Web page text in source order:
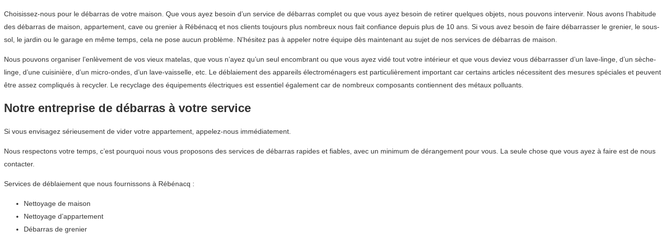
Choisissez-nous pour le débarras de votre maison. Que vous ayez besoin d’un service de débarras complet ou que vous ayez besoin de retirer quelques objets, nous pouvons intervenir. Nous avons l’habitude
des débarras de maison, appartement, cave ou grenier à Rébénacq et nos clients toujours plus nombreux nous fait confiance depuis plus de 10 ans. Si vous avez besoin de faire débarrasser le grenier, le sous-
sol, le jardin ou le garage en même temps, cela ne pose aucun problème. N’hésitez pas à appeler notre équipe dès maintenant au sujet de nos services de débarras de maison.
Nous pouvons organiser l’enlèvement de vos vieux matelas, que vous n’ayez qu’un seul encombrant ou que vous ayez vidé tout votre intérieur et que vous deviez vous débarrasser d’un lave-linge, d’un sèche-
linge, d’une cuisinière, d’un micro-ondes, d’un lave-vaisselle, etc. Le déblaiement des appareils électroménagers est particulièrement important car certains articles nécessitent des mesures spéciales et peuvent
être assez compliqués à recycler. Le recyclage des équipements électriques est essentiel également car de nombreux composants contiennent des métaux polluants.
Notre entreprise de débarras à votre service
Si vous envisagez sérieusement de vider votre appartement, appelez-nous immédiatement.
Nous respectons votre temps, c’est pourquoi nous vous proposons des services de débarras rapides et fiables, avec un minimum de dérangement pour vous. La seule chose que vous ayez à faire est de nous
contacter.
Services de déblaiement que nous fournissons à Rébénacq :
Nettoyage de maison
Nettoyage d’appartement
Débarras de grenier